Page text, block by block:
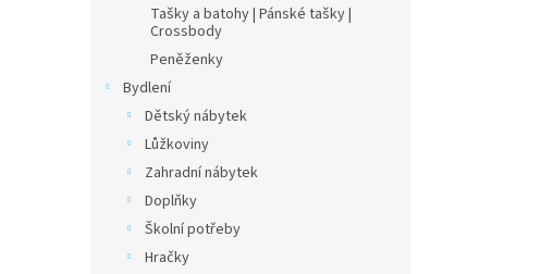
Tašky a batohy | Pánské tašky |
Crossbody
Peněženky
Bydlení
Dětský nábytek
Lůžkoviny
Zahradní nábytek
Doplňky
Školní potřeby
Hračky